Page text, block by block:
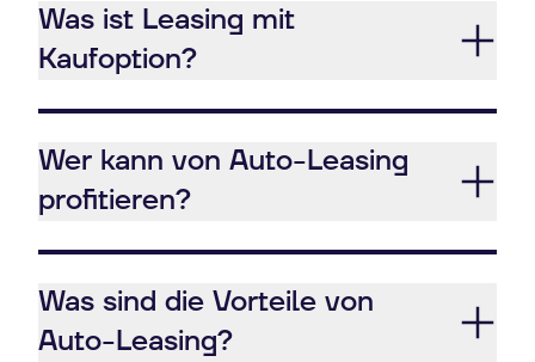
Was ist Leasing mit
Kaufoption?
Wer kann von Auto-Leasing
profitieren?
Was sind die Vorteile von
Auto-Leasing?